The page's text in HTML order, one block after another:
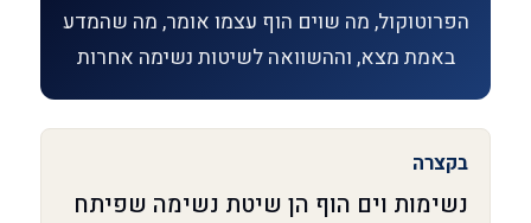
הפרוטוקול, מה שוים הוף עצמו אומר, מה שהמדע
באמת מצא, וההשוואה לשיטות נשימה אחרות
בקצרה
נשימות וים הוף הן שיטת נשימה שפיתח